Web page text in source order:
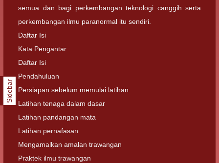
semua dan bagi perkembangan teknologi canggih serta
perkembangan ilmu paranormal itu sendiri.
Daftar Isi
Kata Pengantar
Daftar Isi
Pendahuluan
Persiapan sebelum memulai latihan
Latihan tenaga dalam dasar
Latihan pandangan mata
Latihan pernafasan
Mengamalkan amalan trawangan
Praktek ilmu trawangan
Sidebar